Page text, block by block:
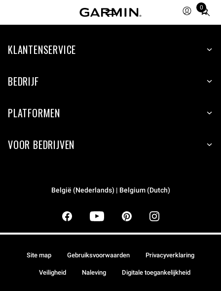
0
Total
items
cart:
KLANTENSERVICE
BEDRIJF
PLATFORMEN
VOOR BEDRIJVEN
België (Nederlands) | Belgium (Dutch)
Site map Gebruiksvoorwaarden Privacyverklaring
Veiligheid Naleving Digitale toegankelijkheid